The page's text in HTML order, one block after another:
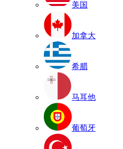
美国
加拿大
希腊
马耳他
葡萄牙